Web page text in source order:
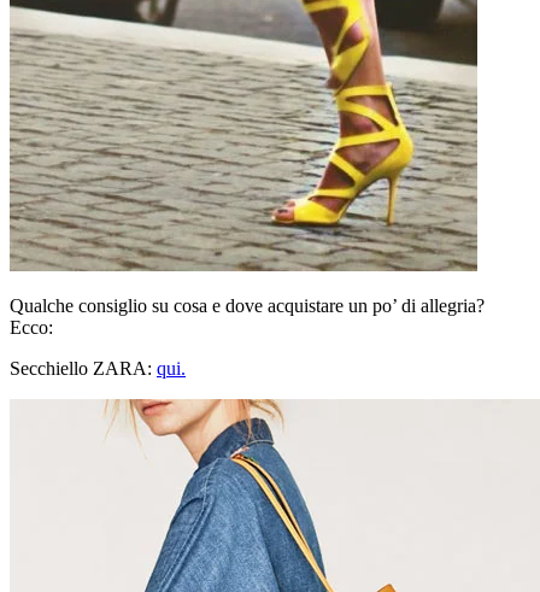
Qualche consiglio su cosa e dove acquistare un po’ di allegria?
Ecco:
Secchiello ZARA: qui.